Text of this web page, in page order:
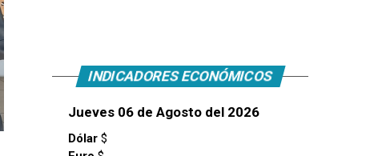
INDICADORES ECONÓMICOS
Jueves 06 de Agosto del 2026
Dólar $